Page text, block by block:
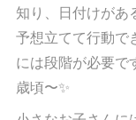
知り、日付けがあ
予想立てて行動で
には段階が必要で
歳頃〜✨